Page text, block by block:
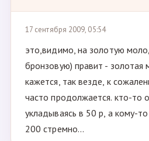
17 сентября 2009, 05:54
это,видимо, на золотую
бронзовую) правит - золотая
кажется, так везде, к
часто продолжается. кто-то
укладываясь в 50 р, а кому-
200 стремно...